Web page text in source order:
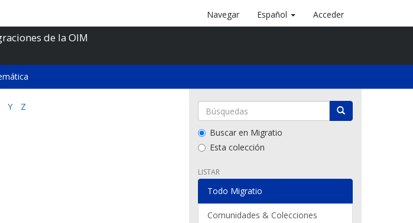
de la OIM
Navegar Español Acceder
Y Z
Buscar en Migratio
Esta colección
LISTAR
Todo Migratio
Comunidades & Colecciones